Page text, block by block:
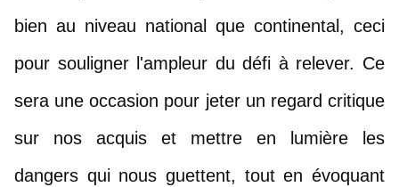
bien au niveau national que continental, ceci
pour souligner l'ampleur du défi à relever. Ce
sera une occasion pour jeter un regard critique
sur nos acquis et mettre en lumière les
dangers qui nous guettent, tout en évoquant